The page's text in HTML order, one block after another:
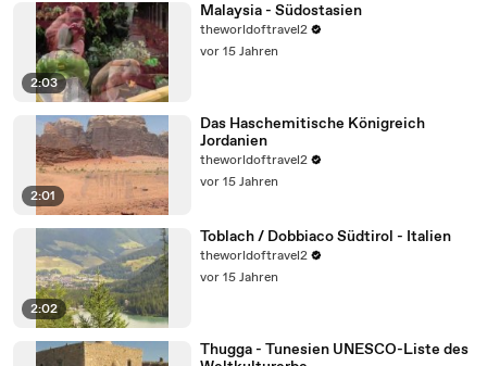
2:03
Malaysia - Südostasien
theworldoftravel2
vor 15 Jahren
2:01
Das Haschemitische Königreich
Jordanien
theworldoftravel2
vor 15 Jahren
2:02
Toblach / Dobbiaco Südtirol - Italien
theworldoftravel2
vor 15 Jahren
Thugga - Tunesien UNESCO-Liste des